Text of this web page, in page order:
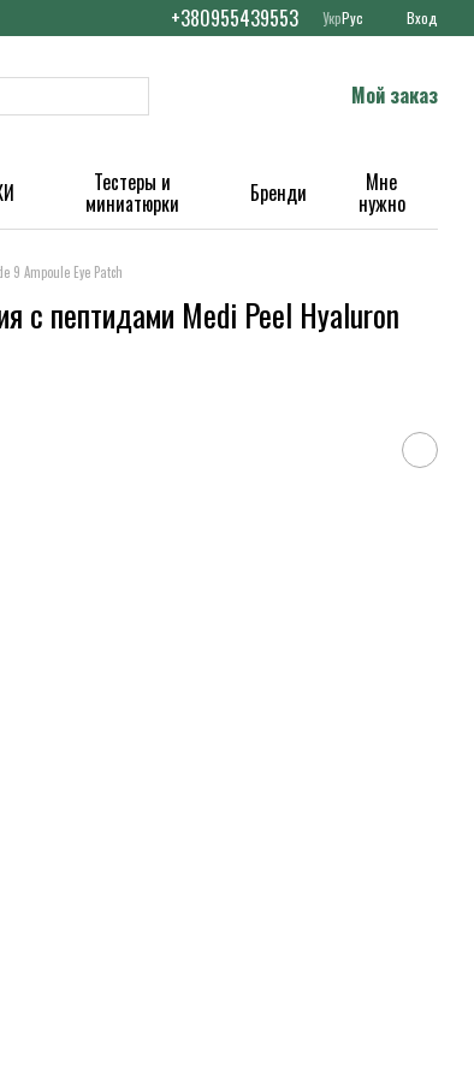
+380955439553 УкрРус Вход
Мой заказ
Тестеры и
миниатюрки Бренди Мне
нужно
9 Ampoule Eye Patch
с пептидами Medi Peel Hyaluron